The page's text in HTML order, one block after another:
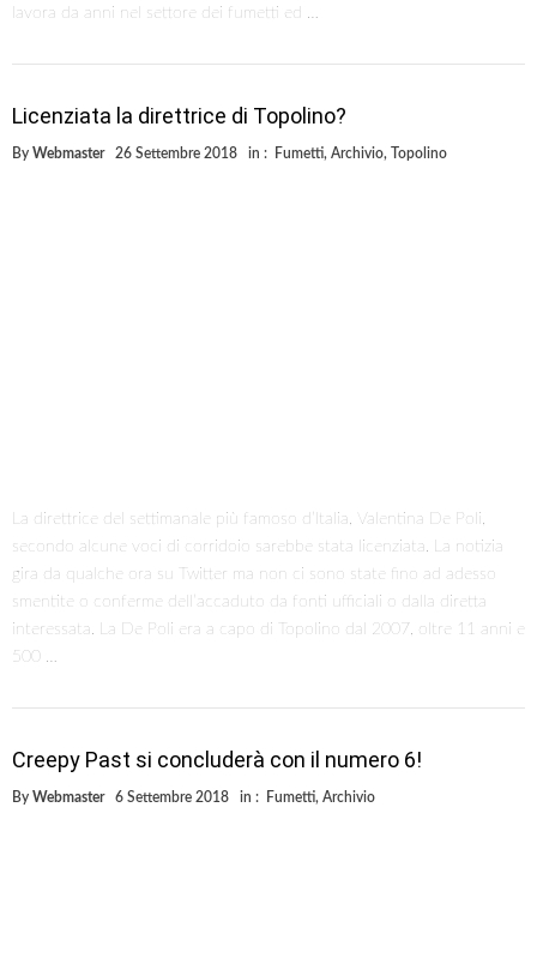
lavora da anni nel settore dei fumetti ed …
Licenziata la direttrice di Topolino?
By Webmaster 26 Settembre 2018 in : Fumetti, Archivio, Topolino
La direttrice del settimanale più famoso d’Italia, Valentina De Poli,
secondo alcune voci di corridoio sarebbe stata licenziata. La notizia
gira da qualche ora su Twitter ma non ci sono state fino ad adesso
smentite o conferme dell’accaduto da fonti ufficiali o dalla diretta
interessata. La De Poli era a capo di Topolino dal 2007, oltre 11 anni e
500 …
Creepy Past si concluderà con il numero 6!
By Webmaster 6 Settembre 2018 in : Fumetti, Archivio